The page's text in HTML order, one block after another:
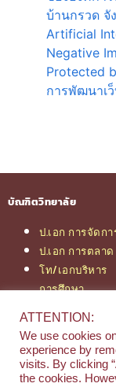
บ้านกรวด จั
Artificial
Negative
Protected
การพัฒนาเ
บัณฑิตวิทยาลัย
ป.เอก การจัดกา
ป.เอก การตลาด
โท/เอกบริหาร
การศึกษา
สารสนเทศ
ป.โท จัดการฯ
วิศวกรรม
ป.โท นิติศาสตร์
ATTENTION:
We use cookies
experience by
visits. By clicking
the cookies.